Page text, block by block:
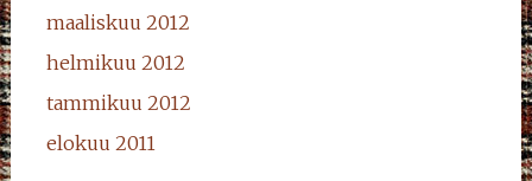
maaliskuu 2012
helmikuu 2012
tammikuu 2012
elokuu 2011